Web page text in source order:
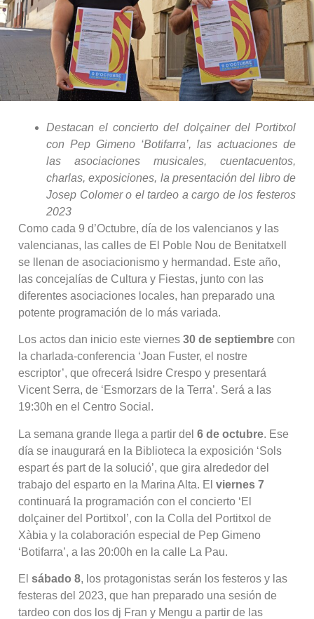
Destacan el concierto del dolçainer del Portitxol
con Pep Gimeno ‘Botifarra’, las actuaciones de
las asociaciones musicales, cuentacuentos,
charlas, exposiciones, la presentación del libro de
Josep Colomer o el tardeo a cargo de los festeros
2023
Como cada 9 d’Octubre, día de los valencianos y las
valencianas, las calles de El Poble Nou de Benitatxell
se llenan de asociacionismo y hermandad. Este año,
las concejalías de Cultura y Fiestas, junto con las
diferentes asociaciones locales, han preparado una
potente programación de lo más variada.
Los actos dan inicio este viernes 30 de septiembre con
la charlada-conferencia ‘Joan Fuster, el nostre
escriptor’, que ofrecerá Isidre Crespo y presentará
Vicent Serra, de ‘Esmorzars de la Terra’. Será a las
19:30h en el Centro Social.
La semana grande llega a partir del 6 de octubre. Ese
día se inaugurará en la Biblioteca la exposición ‘Sols
espart és part de la solució’, que gira alrededor del
trabajo del esparto en la Marina Alta. El viernes 7
continuará la programación con el concierto ‘El
dolçainer del Portitxol’, con la Colla del Portitxol de
Xàbia y la colaboración especial de Pep Gimeno
‘Botifarra’, a las 20:00h en la calle La Pau.
El sábado 8, los protagonistas serán los festeros y las
festeras del 2023, que han preparado una sesión de
tardeo con dos los dj Fran y Mengu a partir de las